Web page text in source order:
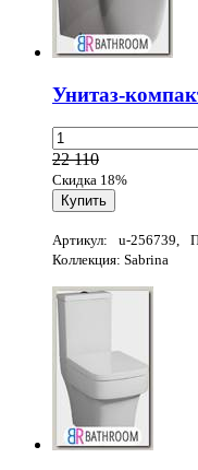
Унитаз-
22 110
Скидка 18%
Артикул: u-256739,
Коллекция: Sabrina